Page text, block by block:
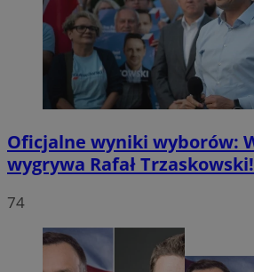
Oficjalne wyniki wyborów:
wygrywa Rafał Trzaskowski!
74